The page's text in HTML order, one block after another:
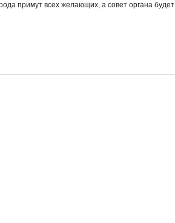
примут всех желающих, а совет органа будет